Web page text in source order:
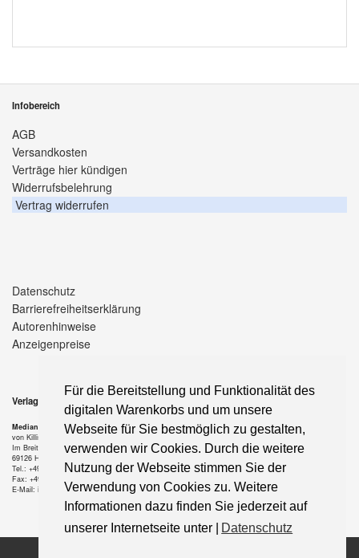
Für die Bereitstellung und Funktionalität des
digitalen Warenkorbs und um unsere
Webseite für Sie bestmöglich zu gestalten,
verwenden wir Cookies. Durch die weitere
Nutzung der Webseite stimmen Sie der
Verwendung von Cookies zu. Weitere
Informationen dazu finden Sie jederzeit auf
unserer Internetseite unter |
Datenschutz
Infobereich
AGB
Versandkosten
Verträge hier kündigen
Widerrufsbelehrung
Vertrag widerrufen
Datenschutz
Barrierefreiheitserklärung
Autorenhinweise
Anzeigenpreise
Verlag
Median-Verlag
von Killisch-Horn GmbH
Im Breitspiel 11 a
69126 Heidelberg
Tel.: +49-6221-90 509-0
Fax: +49-6221-90 509-20
E-Mail: info@median-verlag.de